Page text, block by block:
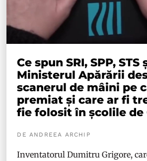
Ce spun SRI, SPP, STS
Ministerul Apărării
scanerul de mâini pe
premiat și care ar fi
fie folosit în școlile de
DE ANDREEA ARCHIP
Inventatorul Dumitru Grigore,